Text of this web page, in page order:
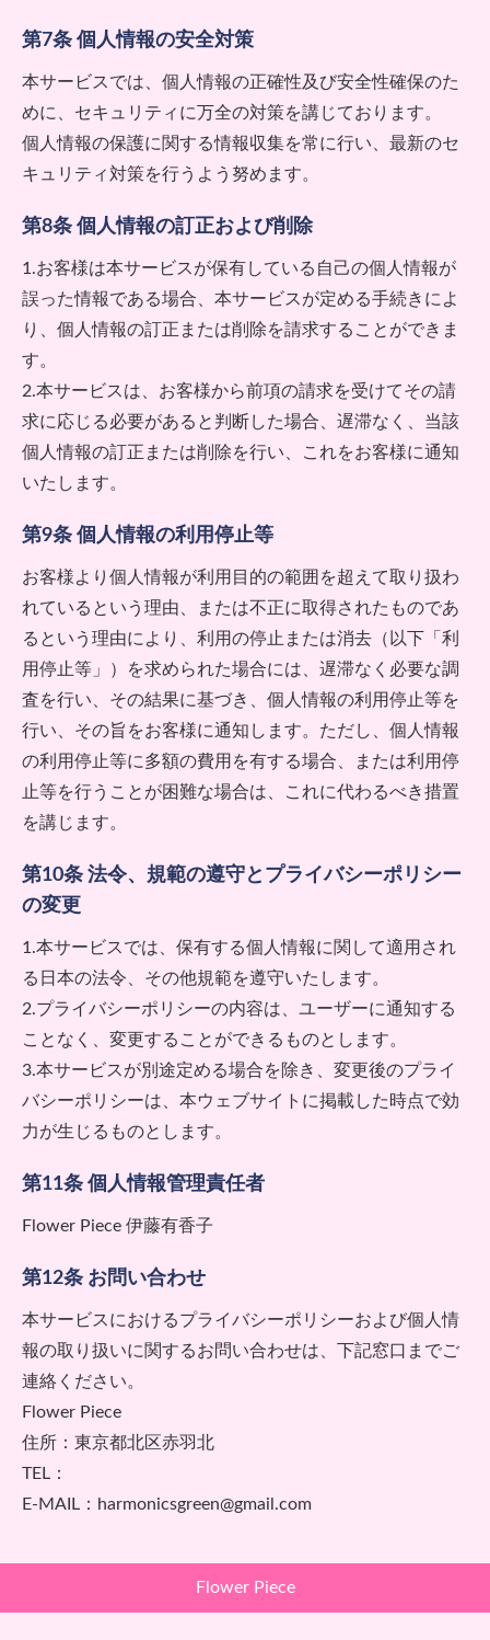
第7条 個人情報の安全対策
本サービスでは、個人情報の正確性及び安全性確保のた
めに、セキュリティに万全の対策を講じております。
個人情報の保護に関する情報収集を常に行い、最新のセ
キュリティ対策を行うよう努めます。
第8条 個人情報の訂正および削除
1.お客様は本サービスが保有している自己の個人情報が
誤った情報である場合、本サービスが定める手続きによ
り、個人情報の訂正または削除を請求することができま
す。
2.本サービスは、お客様から前項の請求を受けてその請
求に応じる必要があると判断した場合、遅滞なく、当該
個人情報の訂正または削除を行い、これをお客様に通知
いたします。
第9条 個人情報の利用停止等
お客様より個人情報が利用目的の範囲を超えて取り扱わ
れているという理由、または不正に取得されたものであ
るという理由により、利用の停止または消去（以下「利
用停止等」）を求められた場合には、遅滞なく必要な調
査を行い、その結果に基づき、個人情報の利用停止等を
行い、その旨をお客様に通知します。ただし、個人情報
の利用停止等に多額の費用を有する場合、または利用停
止等を行うことが困難な場合は、これに代わるべき措置
を講じます。
第10条 法令、規範の遵守とプライバシーポリシー
の変更
1.本サービスでは、保有する個人情報に関して適用され
る日本の法令、その他規範を遵守いたします。
2.プライバシーポリシーの内容は、ユーザーに通知する
ことなく、変更することができるものとします。
3.本サービスが別途定める場合を除き、変更後のプライ
バシーポリシーは、本ウェブサイトに掲載した時点で効
力が生じるものとします。
第11条 個人情報管理責任者
Flower Piece 伊藤有香子
第12条 お問い合わせ
本サービスにおけるプライバシーポリシーおよび個人情
報の取り扱いに関するお問い合わせは、下記窓口までご
連絡ください。
Flower Piece
住所：東京都北区赤羽北
TEL：
E-MAIL：harmonicsgreen@gmail.com
Flower Piece